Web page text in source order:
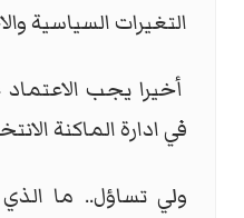
التغيرات السياسية
أخيرا يجب
في ادارة الماكنة
ولي تساؤل.. ما